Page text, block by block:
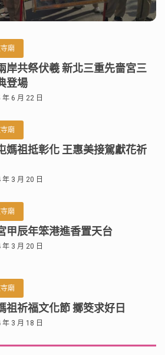
廟
岸共祭伏羲 新北三重先嗇宮三
登場
年 6 月 22 日
廟
媽祖抵彰化 王惠美接駕獻花祈
年 3 月 20 日
廟
甲辰年笨港進香置天台
年 3 月 20 日
廟
祖祈福文化節 擲筊求好日
年 3 月 18 日